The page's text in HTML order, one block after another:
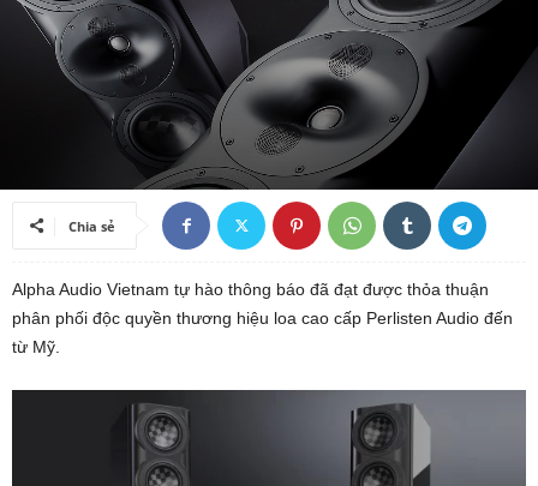
DẠO QUANH THỊ TRƯỜNG NHÀ PHÂN PHỐI
18/07/2024
Chia sẻ
Alpha Audio Vietnam tự hào thông báo đã đạt được thỏa thuận
phân phối độc quyền thương hiệu loa cao cấp Perlisten Audio đến
từ Mỹ.